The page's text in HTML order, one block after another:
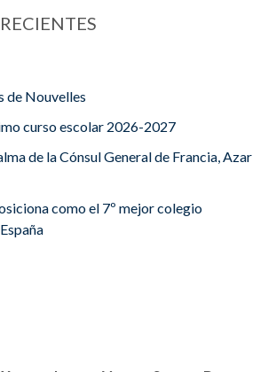
de Nouvelles
curso escolar 2026-2027
de la Cónsul General de Francia, Azar
como el 7º mejor colegio